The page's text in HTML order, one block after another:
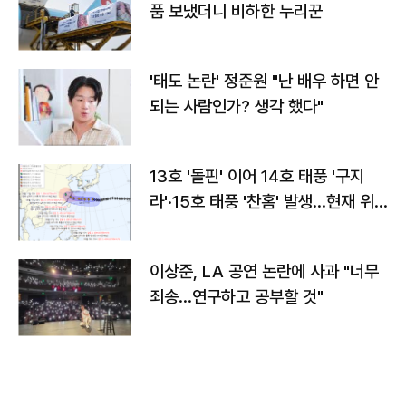
품 보냈더니 비하한 누리꾼
'태도 논란' 정준원 "난 배우 하면 안
되는 사람인가? 생각 했다"
13호 '돌핀' 이어 14호 태풍 '구지
라'·15호 태풍 '찬홈' 발생…현재 위
이상준, LA 공연 논란에 사과 "너무
죄송…연구하고 공부할 것"